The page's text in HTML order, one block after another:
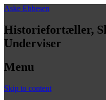
Aske Ebbesen
Historiefortæller,
Underviser
Menu
Skip to content